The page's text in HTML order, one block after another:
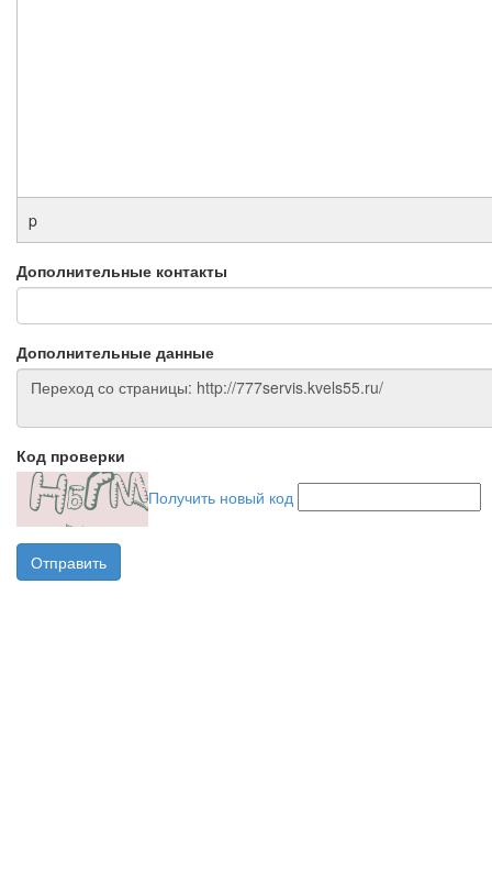
p
Дополнительные контакты
Дополнительные данные
Код проверки
Получить новый код
Отправить